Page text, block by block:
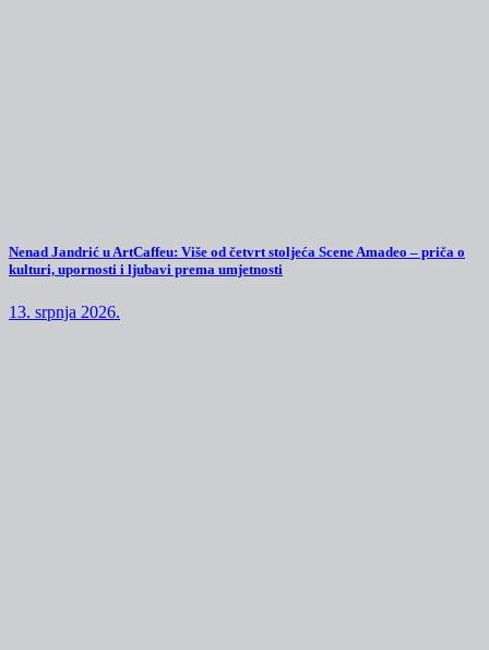
Nenad Jandrić u ArtCaffeu: Više od četvrt stoljeća Scene Amadeo – priča o
kulturi, upornosti i ljubavi prema umjetnosti
13. srpnja 2026.